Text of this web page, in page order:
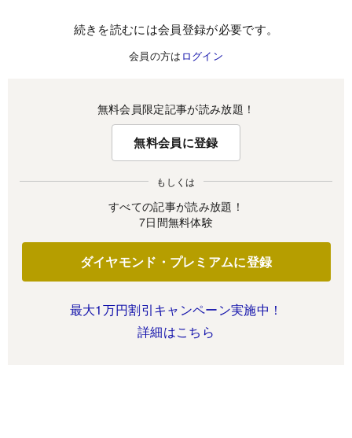
続きを読むには会員登録が必要です。
会員の方は ログイン
無料会員限定記事が読み放題！
無料会員に登録
もしくは
すべての記事が読み放題！
7日間無料体験
ダイヤモンド・プレミアムに登録
最大1万円割引キャンペーン実施中！
詳細はこちら